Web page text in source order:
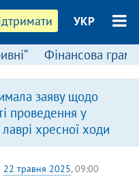
УКР
Фінансова
заяву щодо
проведення у
лаврі хресної ходи
22 травня 2025, 09:00